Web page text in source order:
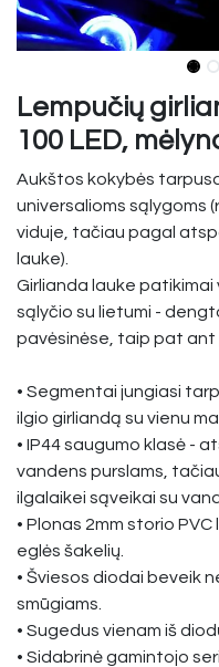
Lempučių
100 LED,
Aukštos kokybės
universalioms sąlygoms
viduje, tačiau pagal
lauke).
Girlianda lauke
sąlyčio su lietumi -
pavėsinėse, taip pat ant
• Segmentai jungiasi
ilgio girliandą su vienu
• IP44 saugumo klasė -
vandens purslams,
ilgalaikei sąveikai su
• Plonas 2mm storio
eglės šakelių.
• Šviesos diodai beveik
smūgiams.
• Sugedus vienam iš
• Sidabrinė gamintojo